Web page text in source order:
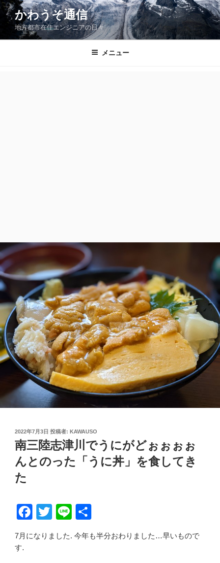
コ
ン
ン
かわうそ通信
地方都市在住エンジニアの日々
メニュー
投
稿
日:
2022年7月3日 投稿者: KAWAUSO
南三陸志津川でうにがどぉぉぉぉ
んとのった「うに丼」を食してき
た
F
c
T
tt
Li
n
e
有
7月になりました. 今年も半分おわりました…早いもので
す.